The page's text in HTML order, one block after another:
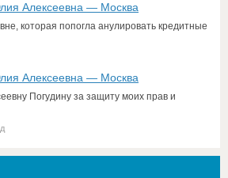
Алексеевна — Москва
которая попогла анулировать кредитные
Алексеевна — Москва
Погудину за защиту моих прав и